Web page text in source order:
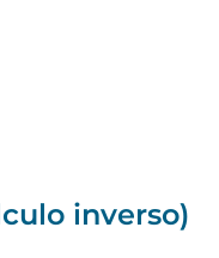
inverso)